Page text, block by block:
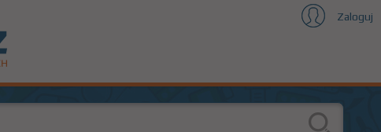
Zaloguj